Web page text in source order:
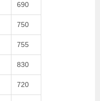
690
750
755
830
720